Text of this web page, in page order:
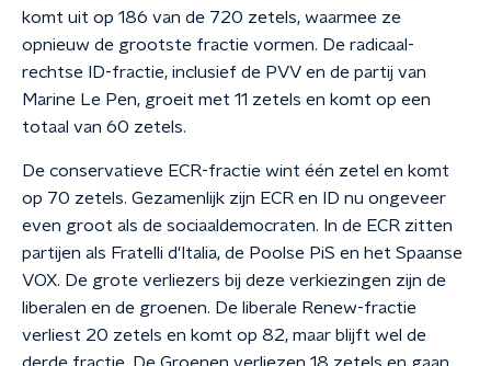
komt uit op 186 van de 720 zetels, waarmee ze
opnieuw de grootste fractie vormen. De radicaal-
rechtse ID-fractie, inclusief de PVV en de partij van
Marine Le Pen, groeit met 11 zetels en komt op een
totaal van 60 zetels.
De conservatieve ECR-fractie wint één zetel en komt
op 70 zetels. Gezamenlijk zijn ECR en ID nu ongeveer
even groot als de sociaaldemocraten. In de ECR zitten
partijen als Fratelli d'Italia, de Poolse PiS en het Spaanse
VOX. De grote verliezers bij deze verkiezingen zijn de
liberalen en de groenen. De liberale Renew-fractie
verliest 20 zetels en komt op 82, maar blijft wel de